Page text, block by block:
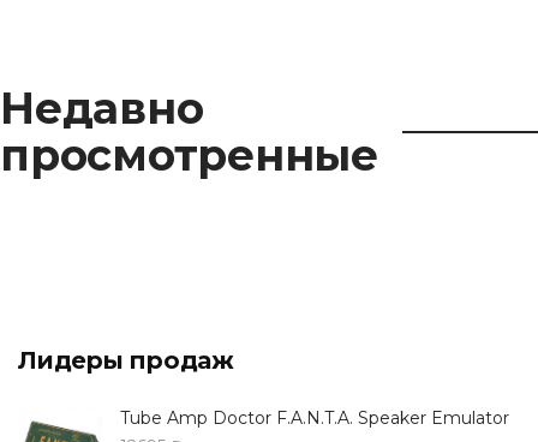
Недавно
просмотренные
Лидеры продаж
Tube Amp Doctor F.A.N.T.A. Speaker Emulator